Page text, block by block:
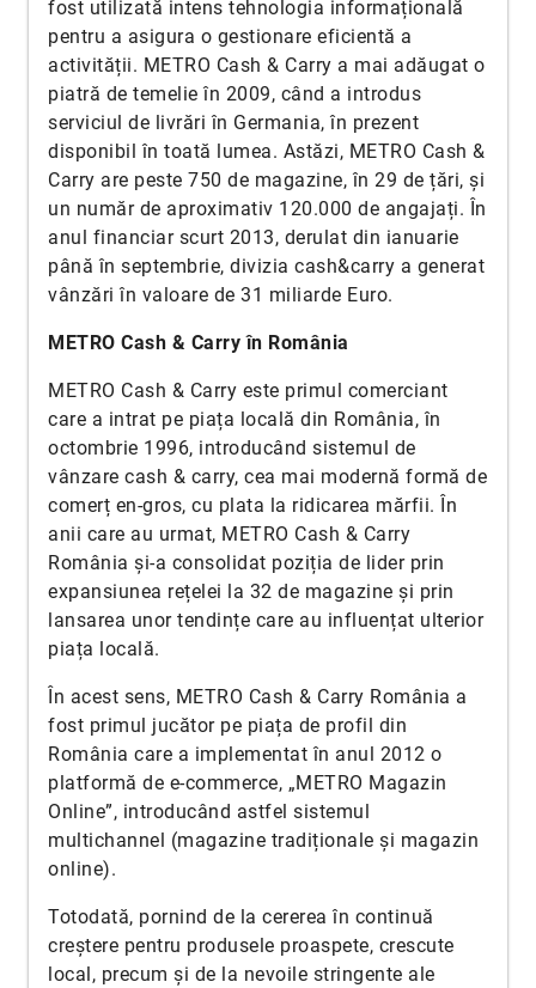
fost utilizată intens tehnologia informațională
pentru a asigura o gestionare eficientă a
activității. METRO Cash & Carry a mai adăugat o
piatră de temelie în 2009, când a introdus
serviciul de livrări în Germania, în prezent
disponibil în toată lumea. Astăzi, METRO Cash &
Carry are peste 750 de magazine, în 29 de țări, și
un număr de aproximativ 120.000 de angajați. În
anul financiar scurt 2013, derulat din ianuarie
până în septembrie, divizia cash&carry a generat
vânzări în valoare de 31 miliarde Euro.
METRO Cash & Carry în România
METRO Cash & Carry este primul comerciant
care a intrat pe piața locală din România, în
octombrie 1996, introducând sistemul de
vânzare cash & carry, cea mai modernă formă de
comerț en-gros, cu plata la ridicarea mărfii. În
anii care au urmat, METRO Cash & Carry
România și-a consolidat poziția de lider prin
expansiunea rețelei la 32 de magazine și prin
lansarea unor tendințe care au influențat ulterior
piața locală.
În acest sens, METRO Cash & Carry România a
fost primul jucător pe piața de profil din
România care a implementat în anul 2012 o
platformă de e-commerce, „METRO Magazin
Online”, introducând astfel sistemul
multichannel (magazine tradiționale și magazin
online).
Totodată, pornind de la cererea în continuă
creștere pentru produsele proaspete, crescute
local, precum și de la nevoile stringente ale